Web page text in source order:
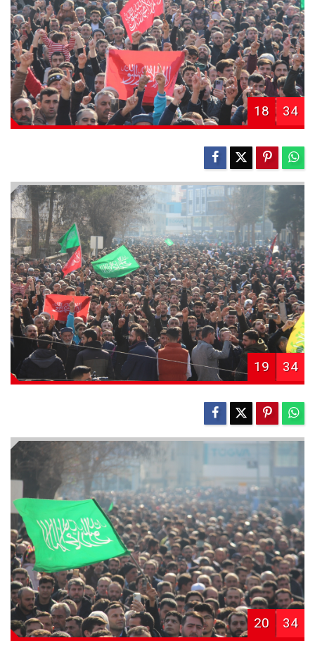
18 34
19 34
20 34